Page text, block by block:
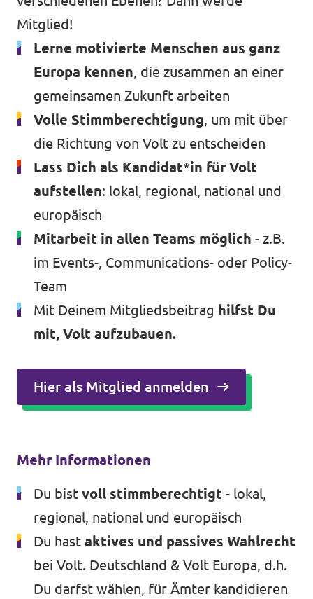
Mitglied!
Lerne motivierte Menschen aus ganz
Europa kennen, die zusammen an einer
gemeinsamen Zukunft arbeiten
Volle Stimmberechtigung, um mit über
die Richtung von Volt zu entscheiden
Lass Dich als Kandidat*in für Volt
aufstellen: lokal, regional, national und
europäisch
Mitarbeit in allen Teams möglich - z.B.
im Events-, Communications- oder Policy-
Team
Mit Deinem Mitgliedsbeitrag hilfst Du
mit, Volt aufzubauen.
Hier als Mitglied anmelden
Mehr Informationen
Du bist voll stimmberechtigt - lokal,
regional, national und europäisch
Du hast aktives und passives Wahlrecht
bei Volt. Deutschland & Volt Europa, d.h.
Du darfst wählen, für Ämter kandidieren